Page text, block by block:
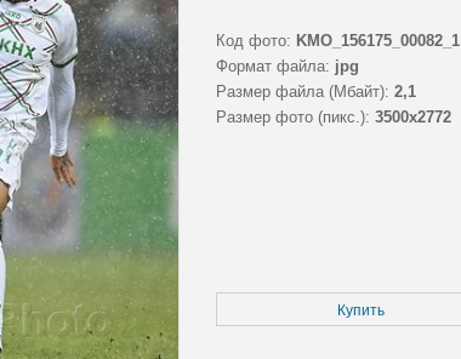
Код фото: KMO_156175_00082_1
Формат файла: jpg
Размер файла (Мбайт): 2,1
Размер фото (пикс.): 3500x2772
Купить